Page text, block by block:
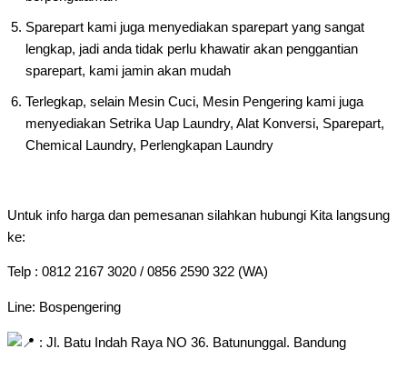
Sparepart kami juga menyediakan sparepart yang sangat
lengkap, jadi anda tidak perlu khawatir akan penggantian
sparepart, kami jamin akan mudah
Terlegkap, selain Mesin Cuci, Mesin Pengering kami juga
menyediakan Setrika Uap Laundry, Alat Konversi, Sparepart,
Chemical Laundry, Perlengkapan Laundry
Untuk info harga dan pemesanan silahkan hubungi Kita langsung
ke:
Telp : 0812 2167 3020 / 0856 2590 322 (WA)
Line: Bospengering
: Jl. Batu Indah Raya NO 36. Batununggal. Bandung